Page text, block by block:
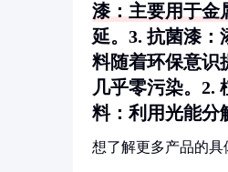
漆：主要用于金
延。3. 抗菌漆：
料随着环保意识
几乎零污染。2.
料：利用光能分
想了解更多产品的具